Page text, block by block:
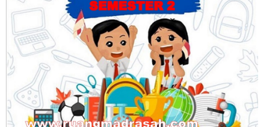
PPG 2025
Jawaban Tugas Mandiri Dan Tugas Refleksi Modul Pedagogik Akidah
Akhlak PPG 2025
Jawaban Tugas Mandiri Dan Tugas Refleksi Modul Pedagogik Al-